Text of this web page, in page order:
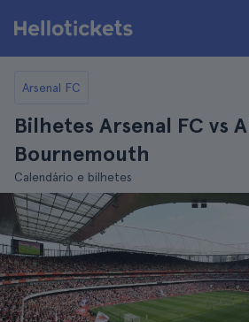
Arsenal FC
Bilhetes Arsenal FC vs
Bournemouth
Calendário e bilhetes